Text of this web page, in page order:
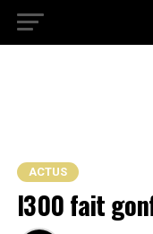
ACTUS
I300 fait